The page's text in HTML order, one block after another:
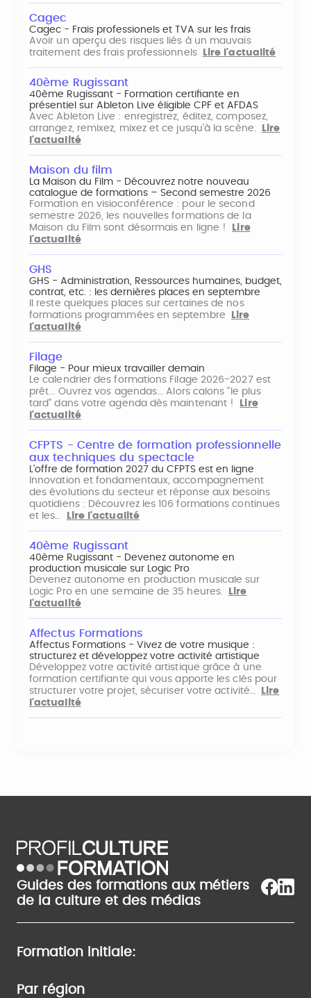
Cagec
Cagec - Frais professionels et TVA sur les frais
Avoir un aperçu des risques liés à un mauvais
traitement des frais professionnels
Lire l'actualité
40ème Rugissant
40ème Rugissant - Formation certifiante en
présentiel sur Ableton Live éligible CPF et AFDAS
Avec Ableton Live : enregistrez, éditez, composez,
arrangez, remixez, mixez et ce jusqu'à la scène.
Lire
l'actualité
Maison du film
La Maison du Film - Découvrez notre nouveau
catalogue de formations – Second semestre 2026
Formation en visioconférence : pour le second
semestre 2026, les nouvelles formations de la
Maison du Film sont désormais en ligne !
Lire
l'actualité
GHS
GHS - Administration, Ressources humaines, budget,
contrat, etc. : les dernières places en septembre
Il reste quelques places sur certaines de nos
formations programmées en septembre
Lire
l'actualité
Filage
Filage - Pour mieux travailler demain
Le calendrier des formations Filage 2026-2027 est
prêt... Ouvrez vos agendas... Alors calons "le plus
tard" dans votre agenda dès maintenant !
Lire
l'actualité
CFPTS - Centre de formation professionnelle
aux techniques du spectacle
L’offre de formation 2027 du CFPTS est en ligne
Innovation et fondamentaux, accompagnement
des évolutions du secteur et réponse aux besoins
quotidiens : Découvrez les 106 formations continues
et les…
Lire l'actualité
40ème Rugissant
40ème Rugissant - Devenez autonome en
production musicale sur Logic Pro
Devenez autonome en production musicale sur
Logic Pro en une semaine de 35 heures.
Lire
l'actualité
Affectus Formations
Affectus Formations - Vivez de votre musique :
structurez et développez votre activité artistique
Développez votre activité artistique grâce à une
formation certifiante qui vous apporte les clés pour
structurer votre projet, sécuriser votre activité…
Lire
l'actualité
Guides des formations aux métiers
de la culture et des médias
Formation initiale:
Par région